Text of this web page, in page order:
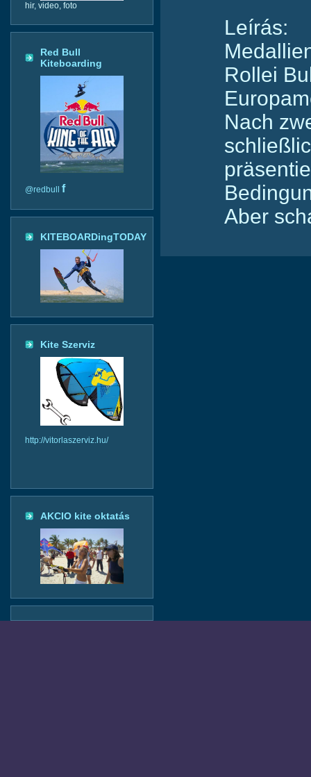
hir, video, foto
Red Bull
Kiteboarding
@redbull f
KITEBOARDingTODAY
Kite Szerviz
http://vitorlaszerviz.hu/
AKCIO kite oktatás
Leírás:
Rollei
Nach
Aber